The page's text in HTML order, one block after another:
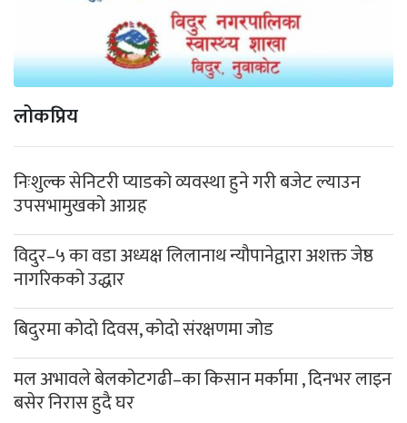
लोकप्रिय
निःशुल्क सेनिटरी प्याडको व्यवस्था हुने गरी बजेट ल्याउन
उपसभामुखको आग्रह
विदुर–५ का वडा अध्यक्ष लिलानाथ न्यौपानेद्वारा अशक्त जेष्ठ
नागरिकको उद्धार
बिदुरमा कोदो दिवस, कोदो संरक्षणमा जोड
मल अभावले बेलकोटगढी–का किसान मर्कामा , दिनभर लाइन
बसेर निरास हुदै घर